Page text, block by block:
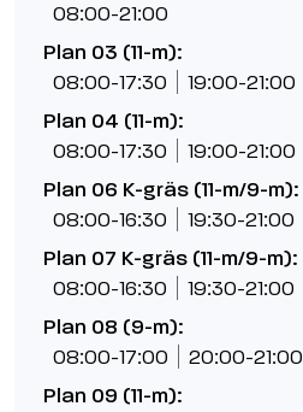
08:00-21:00
Plan 03 (11-m):
08:00-17:30 19:00-21:00
Plan 04 (11-m):
08:00-17:30 19:00-21:00
Plan 06 K-gräs (11-m/9-m):
08:00-16:30 19:30-21:00
Plan 07 K-gräs (11-m/9-m):
08:00-16:30 19:30-21:00
Plan 08 (9-m):
08:00-17:00 20:00-21:00
Plan 09 (11-m):